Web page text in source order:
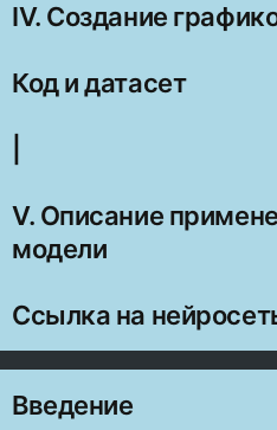
IV. Создание
Код и датасет
V. Описание
модели
Ссылка на
Введение